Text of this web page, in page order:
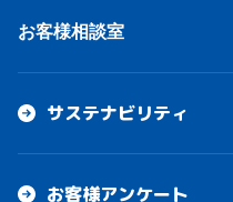
お客様相談室
サステナビリティ
お客様アンケート